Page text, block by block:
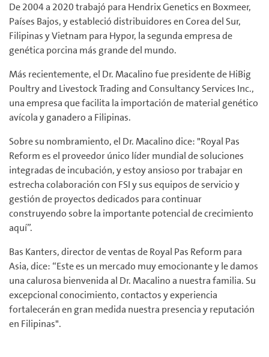
De 2004 a 2020 trabajó para Hendrix Genetics en Boxmeer,
Países Bajos, y estableció distribuidores en Corea del Sur,
Filipinas y Vietnam para Hypor, la segunda empresa de
genética porcina más grande del mundo.
Más recientemente, el Dr. Macalino fue presidente de HiBig
Poultry and Livestock Trading and Consultancy Services Inc.,
una empresa que facilita la importación de material genético
avícola y ganadero a Filipinas.
Sobre su nombramiento, el Dr. Macalino dice: "Royal Pas
Reform es el proveedor único líder mundial de soluciones
integradas de incubación, y estoy ansioso por trabajar en
estrecha colaboración con FSI y sus equipos de servicio y
gestión de proyectos dedicados para continuar
construyendo sobre la importante potencial de crecimiento
aquí”.
Bas Kanters, director de ventas de Royal Pas Reform para
Asia, dice: “Este es un mercado muy emocionante y le damos
una calurosa bienvenida al Dr. Macalino a nuestra familia. Su
excepcional conocimiento, contactos y experiencia
fortalecerán en gran medida nuestra presencia y reputación
en Filipinas".